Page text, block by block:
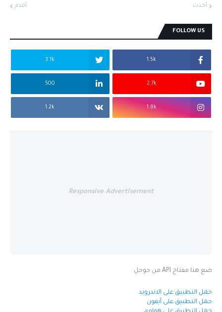
أحدث أقدم
FOLLOW US
1.5k
3.1k
2.7k
500
1.8k
1.2k
Responsive Advertisement
ضع هنا مفتاح API من جوجل
حمل التطبيق على الاندرويد
حمل التطبيق على آيفون